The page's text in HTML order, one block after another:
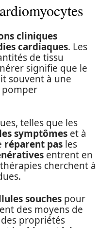
cliniques
cardiaques. Les
de tissu
signifie que le
souvent à une
telles que les
symptômes et à
réparent pas les
entrent en
cherchent à
souches pour
des moyens de
propriétés